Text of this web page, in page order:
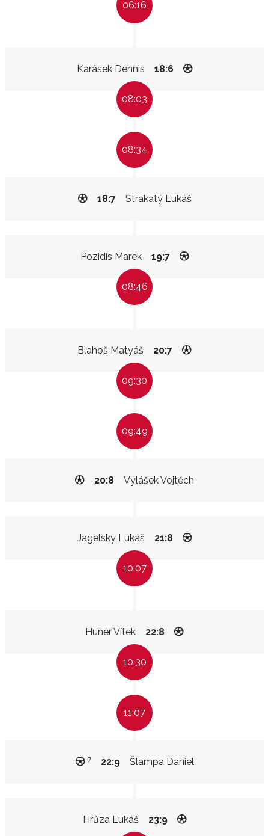
06:16
Karásek Dennis 18:6
08:03
08:34
Strakatý Lukáš
18:7
Pozidis Marek 19:7
08:46
Blahoš Matyáš 20:7
09:30
09:49
Vylášek Vojtěch
20:8
Jagelsky Lukáš 21:8
10:07
Huner Vítek 22:8
10:30
11:07
Šlampa Daniel
22:9
7
Hrůza Lukáš 23:9